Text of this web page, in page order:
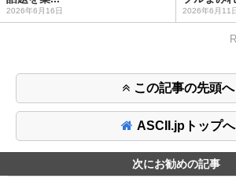
2026年6月16日 2026年6月11
この記事の先頭へ
ASCII.jpトップへ
次にお勧めの記事